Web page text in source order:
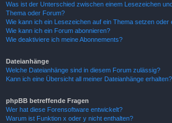
Was ist der Unterschied zwischen einem Lesezeichen
Thema oder Forum?
Wie kann ich ein Lesezeichen auf ein Thema setzen oder
Wie kann ich ein Forum abonnieren?
Wie deaktiviere ich meine Abonnements?
Dateianhänge
Welche Dateianhänge sind in diesem Forum zulässig?
Kann ich eine Übersicht all meiner Dateianhänge erhalten?
phpBB betreffende Fragen
Wer hat diese Forensoftware entwickelt?
Warum ist Funktion x oder y nicht enthalten?